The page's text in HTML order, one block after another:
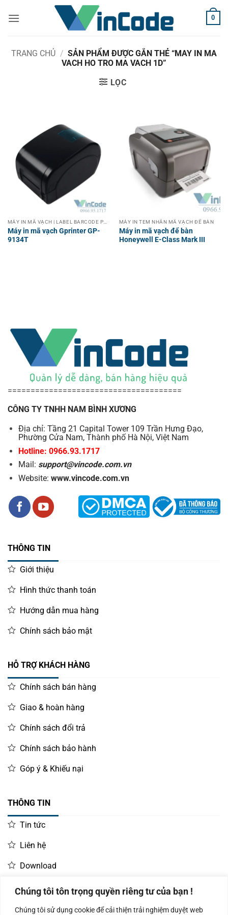
Chúng tôi tôn trọng quyền riêng tư của bạn !
Chúng tôi sử dụng cookie để cải thiện trải nghiệm duyệt web
qua
0
TRANG CHỦ / SẢN PHẨM ĐƯỢC GẮN THẺ “MAY IN MA
VACH HO TRO MA VACH 1D”
LỌC
Máy in mã vạch Gprinter GP-
9134T
MÁY IN TEM NHÃN MÃ VẠCH ĐỂ BÀN
Máy in mã vạch để bàn
Honeywell E-Class Mark III
======================================
CÔNG TY TNHH NAM BÌNH XƯƠNG
Địa chỉ: Tầng 21 Capital Tower 109 Trần Hưng Đạo,
Phường Cửa Nam, Thành phố Hà Nội, Việt Nam
Hotline: 0966.93.1717
Mail: support@vincode.com.vn
Website: www.vincode.com.vn
THÔNG TIN
Giới thiệu
Hình thức thanh toán
Hướng dẫn mua hàng
Chính sách bảo mật
HỖ TRỢ KHÁCH HÀNG
Chính sách bán hàng
Giao & hoàn hàng
Chính sách đổi trả
Chính sách bảo hành
Góp ý & Khiếu nại
THÔNG TIN
Tin tức
Liên hệ
Download
LIÊN HỆ MUA HÀNG